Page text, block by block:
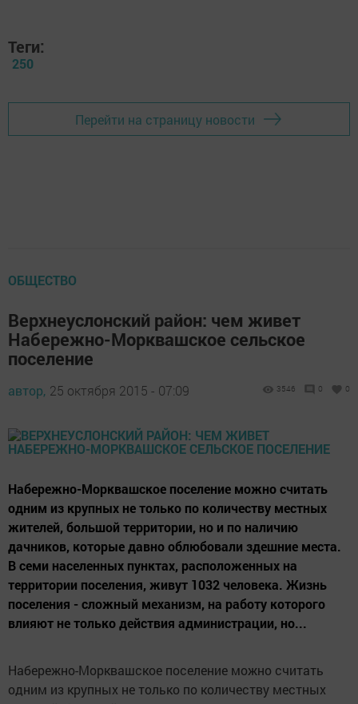
Теги:
250
Перейти на страницу новости
ОБЩЕСТВО
Верхнеуслонский район: чем живет
Набережно-Морквашское сельское
поселение
автор, 25 октября 2015 - 07:09 3546 0 0
Набережно-Морквашское поселение можно считать
одним из крупных не только по количеству местных
жителей, большой территории, но и по наличию
дачников, которые давно облюбовали здешние места.
В семи населенных пунктах, расположенных на
территории поселения, живут 1032 человека. Жизнь
поселения - сложный механизм, на работу которого
влияют не только действия администрации, но...
Набережно-Морквашское поселение можно считать
одним из крупных не только по количеству местных